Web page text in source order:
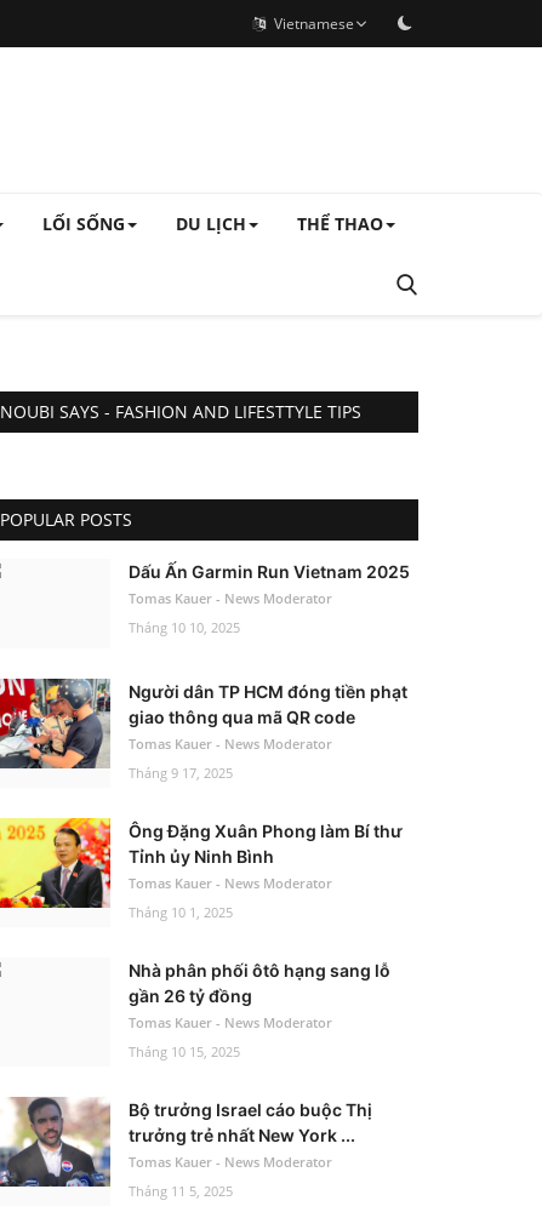
Vietnamese
LỐI SỐNG DU LỊCH THỂ THAO
NOUBI SAYS - FASHION AND LIFESTTYLE TIPS
POPULAR POSTS
Dấu Ấn Garmin Run Vietnam 2025
Tomas Kauer - News Moderator
Tháng 10 10, 2025
Người dân TP HCM đóng tiền phạt
giao thông qua mã QR code
Tomas Kauer - News Moderator
Tháng 9 17, 2025
Ông Đặng Xuân Phong làm Bí thư
Tỉnh ủy Ninh Bình
Tomas Kauer - News Moderator
Tháng 10 1, 2025
Nhà phân phối ôtô hạng sang lỗ
gần 26 tỷ đồng
Tomas Kauer - News Moderator
Tháng 10 15, 2025
Bộ trưởng Israel cáo buộc Thị
trưởng trẻ nhất New York ...
Tomas Kauer - News Moderator
Tháng 11 5, 2025